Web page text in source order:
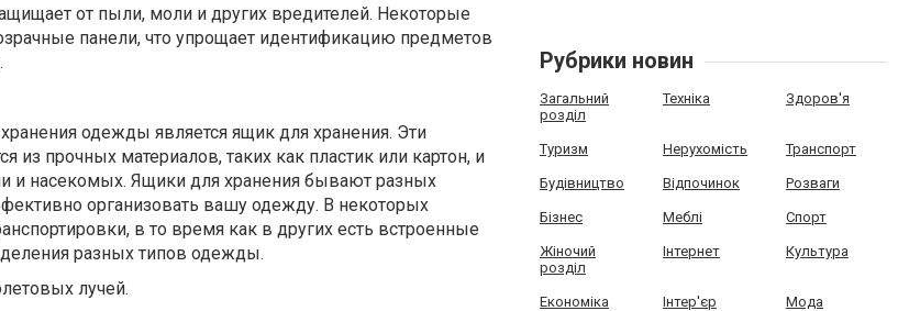
от пыли, моли и других вредителей. Некоторые
панели, что упрощает идентификацию предметов
одежды является ящик для хранения. Эти
из прочных материалов, таких как пластик или картон, и
и насекомых. Ящики для хранения бывают разных
организовать вашу одежду. В некоторых
в то время как в других есть встроенные
разных типов одежды.
лучей.
Рубрики новин
Загальний
розділ
Техніка Здоров'я
Туризм Нерухомість Транспорт
Будівництво Відпочинок Розваги
Бізнес Меблі Спорт
Жіночий
розділ
Інтернет Культура
Економіка Інтер'єр Мода